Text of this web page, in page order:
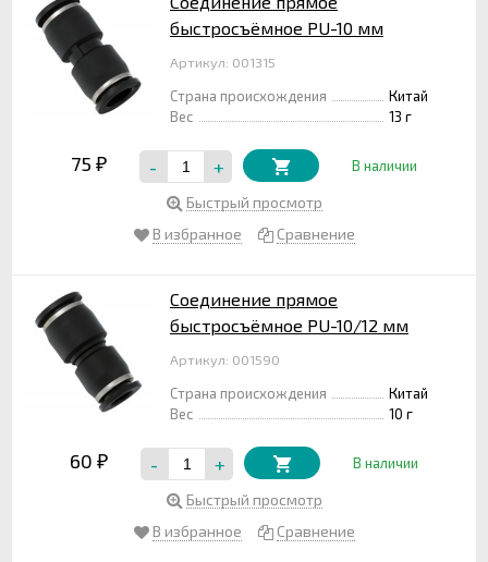
быстросъёмное PU-10 мм
Артикул: 001315
Страна происхождения
Китай
Вес
13 г
75 ₽ - + В наличии
Быстрый просмотр
В избранное
Сравнение
Соединение прямое
быстросъёмное PU-10/12 мм
Артикул: 001590
Страна происхождения
Китай
Вес
10 г
60 ₽ - + В наличии
Быстрый просмотр
В избранное
Сравнение